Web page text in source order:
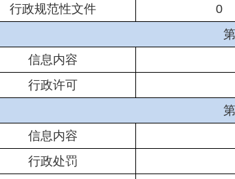
行政规范性文件
0
信息内容
行政许可
信息内容
行政处罚